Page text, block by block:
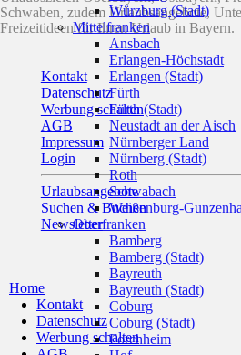
Schwaben, zudem Urlaubsangebote,
Freizeitideen für Ihren Urlaub in Bayern.
Kontakt
Datenschutz
Werbung schalten
AGB
Impressum
Login
Urlaubsangebote
Suchen & Buchen
Newsletter
Home
Kontakt
Datenschutz
Werbung schalten
Würzburg (Stadt)
Mittelfranken
Ansbach
Erlangen-Höchstadt
Erlangen (Stadt)
Fürth
Fürth (Stadt)
Neustadt an der Aisch
Nürnberger Land
Nürnberg (Stadt)
Roth
Schwabach
Weißenburg-
Oberfranken
Bamberg
Bamberg (Stadt)
Bayreuth
Bayreuth (Stadt)
Coburg
Coburg (Stadt)
Forchheim